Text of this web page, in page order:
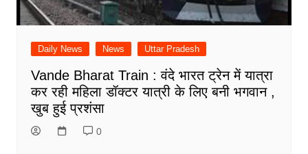
Daily News News Uttar Pradesh
Vande Bharat Train : वंदे भारत ट्रेन में यात्रा
कर रही महिला डॉक्टर यात्री के लिए बनी भगवान ,
खुब हुई प्रशंसा
0